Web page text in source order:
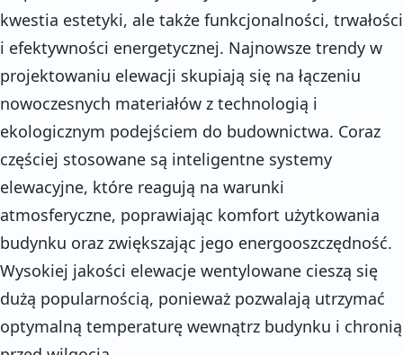
kwestia estetyki, ale także funkcjonalności, trwałości
i efektywności energetycznej. Najnowsze trendy w
projektowaniu elewacji skupiają się na łączeniu
nowoczesnych materiałów z technologią i
ekologicznym podejściem do budownictwa. Coraz
częściej stosowane są inteligentne systemy
elewacyjne, które reagują na warunki
atmosferyczne, poprawiając komfort użytkowania
budynku oraz zwiększając jego energooszczędność.
Wysokiej jakości elewacje wentylowane cieszą się
dużą popularnością, ponieważ pozwalają utrzymać
optymalną temperaturę wewnątrz budynku i chronią